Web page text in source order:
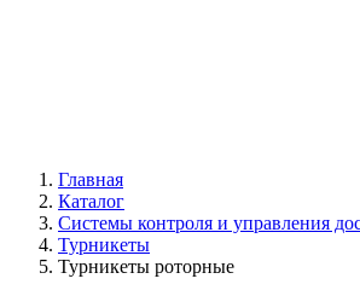
Главная
Каталог
Системы контроля и управления
Турникеты
Турникеты роторные